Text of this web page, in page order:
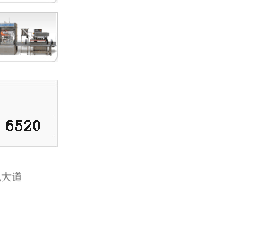
道